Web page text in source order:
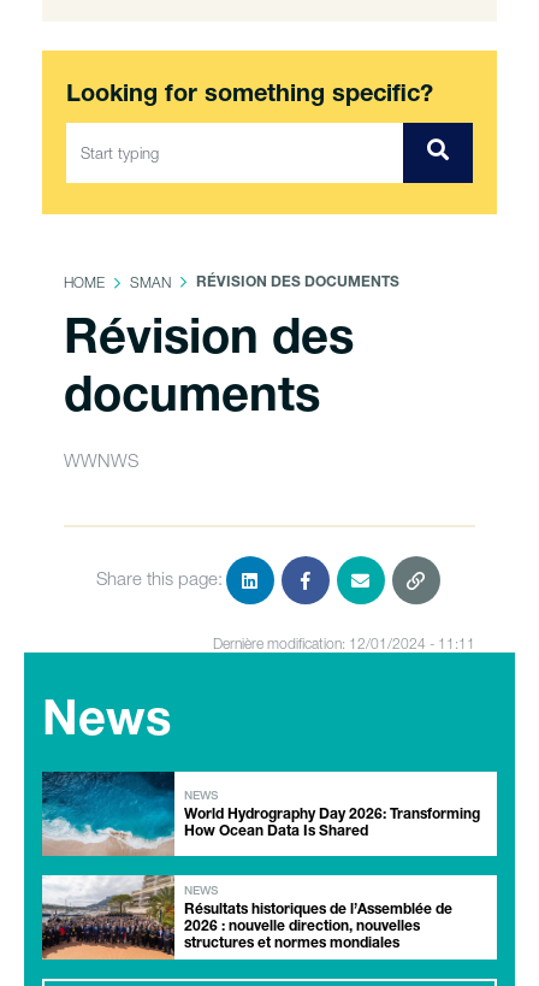
Looking for something specific?
HOME SMAN RÉVISION DES DOCUMENTS
Révision des
documents
WWNWS
Share this page:
Dernière modification: 12/01/2024 - 11:11
News
NEWS
World Hydrography Day 2026: Transforming
How Ocean Data Is Shared
NEWS
Résultats historiques de l’Assemblée de
2026 : nouvelle direction, nouvelles
structures et normes mondiales